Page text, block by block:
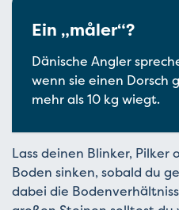
Ein „måler“?
Dänische Angler
wenn sie einen Dorsch
mehr als 10 kg wiegt.
Lass deinen Blinker, Pilker
Boden sinken, sobald du
dabei die